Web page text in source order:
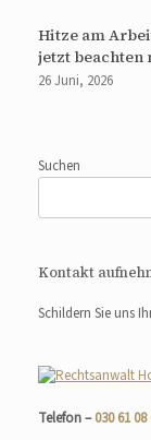
Hitze am
jetzt beachten
26 Juni, 2026
Suchen
Kontakt
Schildern Sie uns
Telefon –030 61 08